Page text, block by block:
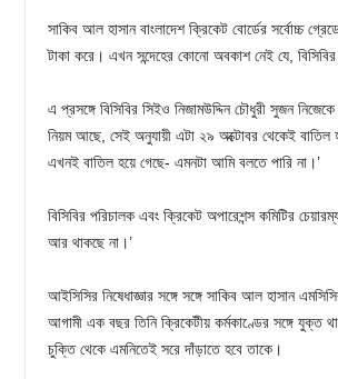
সাকিব আল হাসান বাংলাদেশ ক্রিকেট বোর্ডের সর্বোচ্চ
টাকা করে। এখন সন্দেহের কোনো অবকাশ নেই যে,
এ প্রসঙ্গে বিসিবির সিইও নিজামউদ্দিন চৌধুরী সুজন
নিয়ম আছে, সেই অনুযায়ী এটা ২৯ অক্টোবর থেকেই
এখনই বাতিল হয়ে গেছে- এমনটা আমি বলতে পারি না।’
বিসিবির পরিচালক এবং ক্রিকেট অপারেশন্স কমিটির
আর থাকছে না।’
আইসিসির নিষেধাজ্ঞার সঙ্গে সঙ্গে সাকিব আল হাসান
আগামী এক বছর তিনি ক্রিকেটীয় কর্মকাণ্ডের সঙ্গে যুক্ত
চুক্তি থেকে এমনিতেই সরে দাঁড়াতে হবে তাকে।